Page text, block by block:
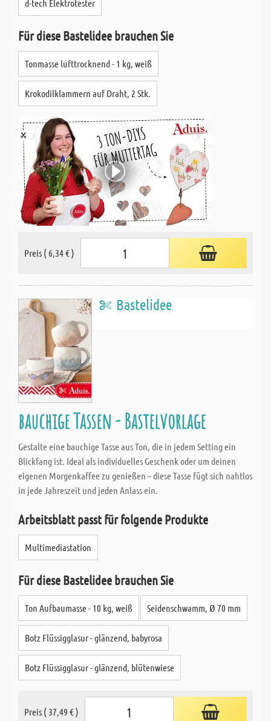
d-tech Elektrotester
Für diese Bastelidee brauchen Sie
Tonmasse lufttrocknend - 1 kg, weiß
Krokodilklammern auf Draht, 2 Stk.
Preis ( 6,34 € )
Bastelidee
bauchige Tassen - Bastelvorlage
Gestalte eine bauchige Tasse aus Ton, die in jedem Setting ein
Blickfang ist. Ideal als individuelles Geschenk oder um deinen
eigenen Morgenkaffee zu genießen – diese Tasse fügt sich nahtlos
in jede Jahreszeit und jeden Anlass ein.
Arbeitsblatt passt für folgende Produkte
Multimediastation
Für diese Bastelidee brauchen Sie
Ton Aufbaumasse - 10 kg, weiß Seidenschwamm, Ø 70 mm
Botz Flüssigglasur - glänzend, babyrosa
Botz Flüssigglasur - glänzend, blütenwiese
Preis ( 37,49 € )